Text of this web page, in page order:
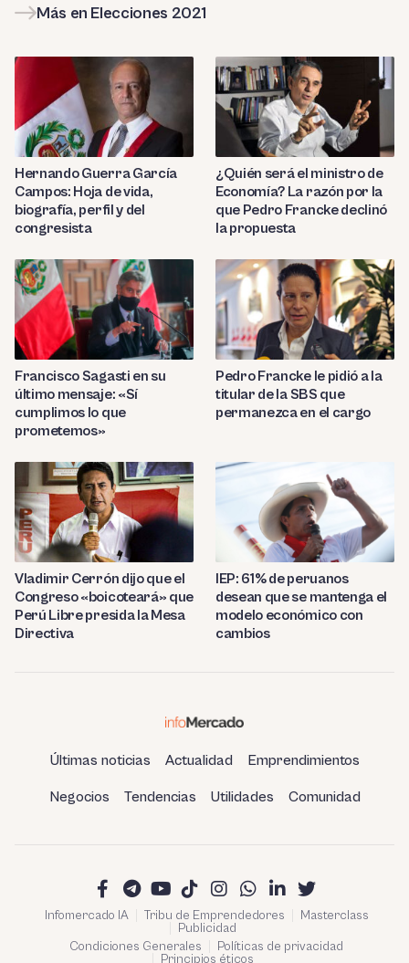
Más en Elecciones 2021
Hernando Guerra García
Campos: Hoja de vida,
biografía, perfil y del
congresista
¿Quién será el ministro de
Economía? La razón por la
que Pedro Francke declinó
la propuesta
Francisco Sagasti en su
último mensaje: «Sí
cumplimos lo que
prometemos»
Pedro Francke le pidió a la
titular de la SBS que
permanezca en el cargo
Vladimir Cerrón dijo que el
Congreso «boicoteará» que
Perú Libre presida la Mesa
Directiva
IEP: 61% de peruanos
desean que se mantenga el
modelo económico con
cambios
Últimas noticias Actualidad Emprendimientos
Negocios Tendencias Utilidades Comunidad
Infomercado IA Tribu de Emprendedores
Masterclass
Publicidad
Condiciones Generales
Políticas de privacidad
Principios éticos